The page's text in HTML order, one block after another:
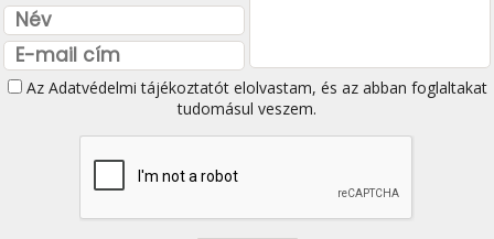
Az Adatvédelmi tájékoztatótelolvastam, és az abban foglaltakat
tudomásul veszem.